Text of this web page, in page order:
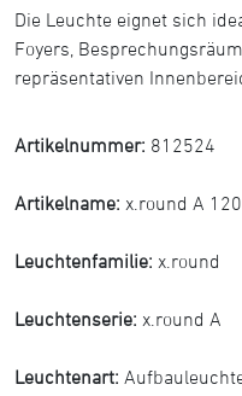
Die Leuchte eignet sich
Foyers,
repräsentativen
Artikelnummer: 812524
Artikelname: x.round A
Leuchtenfamilie: x.round
Leuchtenserie: x.round A
Leuchtenart: